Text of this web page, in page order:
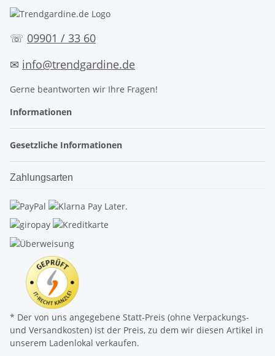
☏ 09901 / 33 60
✉ info@trendgardine.de
Gerne beantworten wir Ihre Fragen!
Informationen
Gesetzliche Informationen
Zahlungsarten
* Der von uns angegebene Statt-Preis (ohne Verpackungs-
und Versandkosten) ist der Preis, zu dem wir diesen Artikel in
unserem Ladenlokal verkaufen.